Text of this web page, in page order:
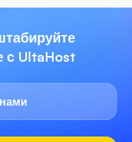
с UltaHost